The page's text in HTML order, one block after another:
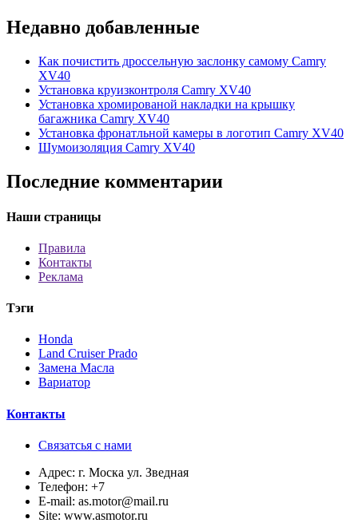
Недавно добавленные
Как почистить дроссельную заслонку самому Camry
XV40
Установка круизконтроля Camry XV40
Установка хромированой накладки на крышку
багажника Сamry XV40
Установка фронатльной камеры в логотип Camry XV40
Шумоизоляция Camry XV40
Последние комментарии
Наши страницы
Правила
Контакты
Реклама
Тэги
Honda
Land Cruiser Prado
Замена Масла
Вариатор
Контакты
Связатсья с нами
Адрес: г. Моска ул. Зведная
Телефон: +7
E-mail: as.motor@mail.ru
Site: www.asmotor.ru